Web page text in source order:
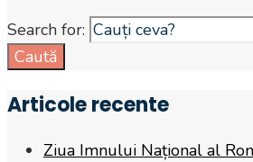
Search for:
Caută
Articole recente
Ziua Imnului Național al